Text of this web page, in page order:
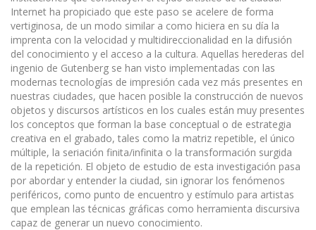
Internet ha propiciado que este paso se acelere de forma
vertiginosa, de un modo similar a como hiciera en su día la
imprenta con la velocidad y multidireccionalidad en la difusión
del conocimiento y el acceso a la cultura. Aquellas herederas del
ingenio de Gutenberg se han visto implementadas con las
modernas tec­nologías de impresión cada vez más presentes en
nuestras ciudades, que hacen posible la construcción de nuevos
objetos y discursos artísticos en los cuales están muy presentes
los conceptos que forman la base conceptual o de estrategia
creativa en el grabado, tales como la matriz repetible, el único
múltiple, la seriación finita/infinita o la transformación surgida
de la repetición. El objeto de estudio de esta investiga­ción pasa
por abordar y entender la ciudad, sin ignorar los fenómenos
periféricos, como punto de encuentro y estímulo para artistas
que emplean las técnicas gráficas como herramienta discursiva
capaz de generar un nuevo conocimiento.